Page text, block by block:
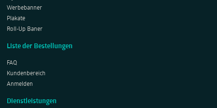
Werbebanner
Plakate
Roll-Up Baner
Liste der Bestellungen
FAQ
Kundenbereich
Anmelden
Dienstleistungen